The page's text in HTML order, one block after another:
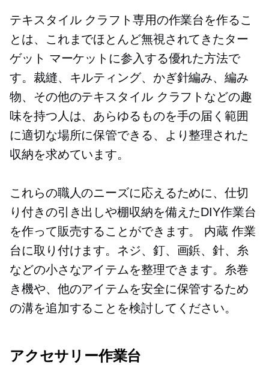
テキスタイル クラフト専用の作業台を作るこ
とは、これまでほとんど無視されてきたター
ゲット マーケットに参入する優れた方法で
す。裁縫、キルティング、かぎ針編み、編み
物、その他のテキスタイル クラフトなどの趣
味を持つ人は、あらゆるものを手の届く範囲
に適切な場所に保管できる、より整理された
収納を求めています。
これらの職人のニーズに応えるために、仕切
り付きの引き出しや棚収納を備えたDIY作業台
を作って販売することができます。 内蔵 作業
台に取り付けます。ネジ、釘、画鋲、針、糸
などの小さなアイテムを整理できます。糸巻
き機や、他のアイテムを安全に保管するため
の溝を追加することを検討してください。
アクセサリー作業台